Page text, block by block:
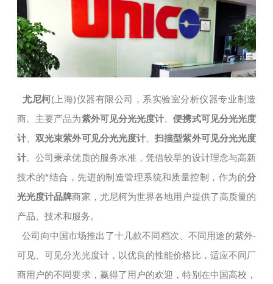
尤尼柯(上海)仪器有限公司，系实验室分析仪器专业制造
商。主要产品为紫外可见分光光度计 、便携式可见分光光度
计 、双光束紫外可见分光光度计 、扫描型紫外可见分光光度
计。公司秉承优质的服务水准，凭借较早的设计理念与高新
技术的*结合，先进的制造管理系统和质量控制，作为的分
光光度计品牌商家，尤尼柯为世界各地用户提供了高质量的
产品、技术和服务。
公司向中国市场推出了十几款不同档次、不同用途的紫外-
可见、可见分光光度计，以优良的性能价格比，适应不同厂
商用户的不同要求，赢得了用户的欢迎，特别在中国高校，